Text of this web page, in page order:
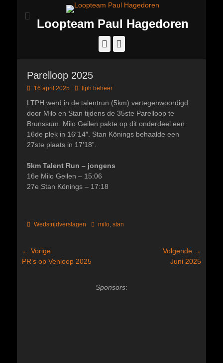
Loopteam Paul Hagedoren
Facebook
Parelloop 2025
Geplaatst
16 april 2025 Authorltph beheer
LTPH werd in de talentrun (5km) vertegenwoordigd
door Milo en Stan tijdens de 35ste Parelloop te
Brunssum. Milo Geilen pakte op dit onderdeel een
16de plek in 16″14″. Stan Könings behaalde een
27ste plaats in 17’18”.
5km Talent Run – jongens
16e Milo Geilen – 15:06
27e Stan Könings – 17:18
Categorieën
Wedstrijdverslagen Tagsmilo stan
Bericht
navigatie
← Vorige
Vorig
PR’s op Venloop 2025
Volgende →
Juni 2025
Sponsors: